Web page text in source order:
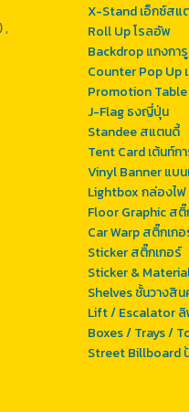
,
X-Stand เอ็กซ์สแ
Roll Up โรลอัพ
Backdrop แกงการู
Counter Pop Up
Promotion
J-Flag ธงญี่ปุ่น
Standee สแตนดี้
Tent Card เต้นท์ก
Vinyl Banner แบน
Lightbox กล่องไฟ
Floor Graphic ส
Car Warp สติ๊กเก
Sticker สติ๊กเกอร์
Sticker &
Shelves ชั้นวางสิน
Lift / Escalator
Boxes / Trays /
Street Billboard